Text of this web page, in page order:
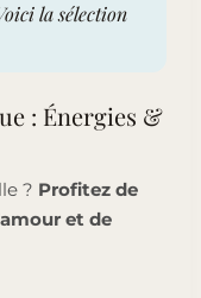
la sélection
: Énergies &
? Profitez de
et de